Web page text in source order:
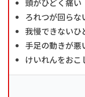
ろれつが回らな
我慢できないひ
手足の動きが悪
けいれんをおこ